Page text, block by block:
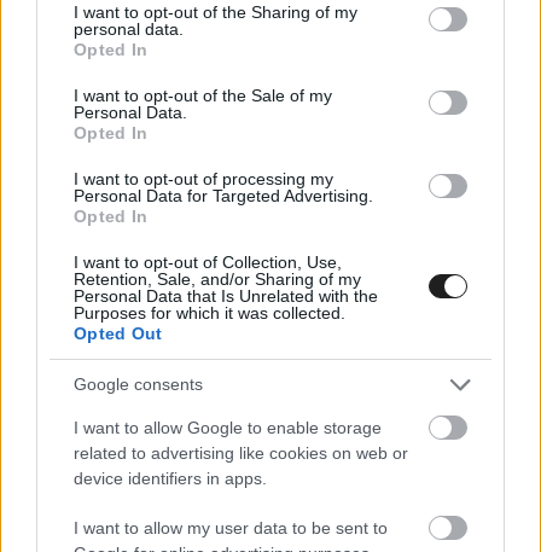
not limited to your visit or usage behaviour. You may click to
grant or deny consent to Google and its third-party tags to
use your data for below specified purposes in below Google
consent section.
I want to opt-out of the Sharing of my
personal data.
Opted In
I want to opt-out of the Sale of my
Personal Data.
Opted In
I want to opt-out of processing my
Personal Data for Targeted Advertising.
Opted In
I want to opt-out of Collection, Use,
Retention, Sale, and/or Sharing of my
Personal Data that Is Unrelated with the
Purposes for which it was collected.
Opted Out
Google consents
I want to allow Google to enable storage
related to advertising like cookies on web or
device identifiers in apps.
I want to allow my user data to be sent to
„Az első szektorban továbbra is nagyon gyengék
vagyunk, főleg azért, mert ott sok a gyors
kanyar. Tudjuk tehát, hogy ezen még dolgoznunk
kell. De a kör többi részén az autó sokkal inkább
egységesnek érződött. Emiatt valamivel